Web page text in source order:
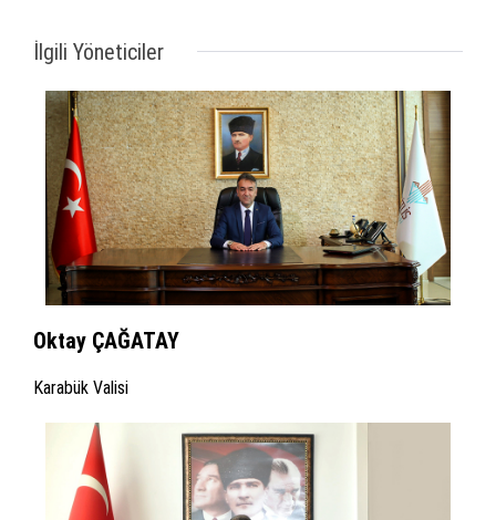
İlgili Yöneticiler
Oktay ÇAĞATAY
Karabük Valisi